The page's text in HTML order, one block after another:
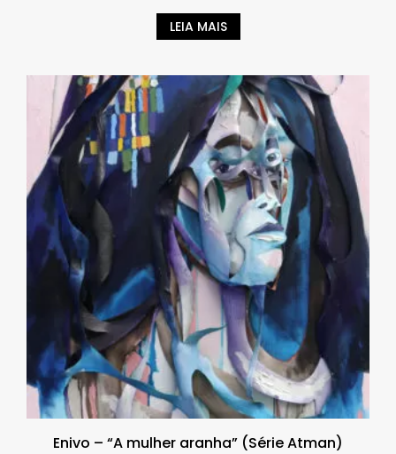
LEIA MAIS
Enivo – “A mulher aranha” (Série Atman)